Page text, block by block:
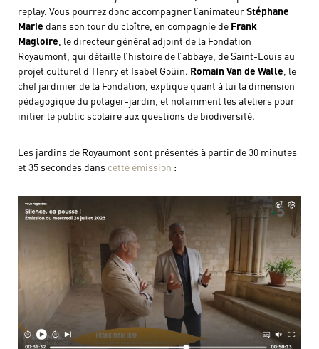
replay. Vous pourrez donc accompagner l’animateurStéphane
Marie dans son tour du cloître, en compagnie de Frank
Magloire , le directeur général adjoint de la Fondation
Royaumont, qui détaille l’histoire de l’abbaye, de Saint-Louis au
projet culturel d’Henry et Isabel Goüin. Romain Van de Walle , le
chef jardinier de la Fondation, explique quant à lui la dimension
pédagogique du potager-jardin, et notamment les ateliers pour
initier le public scolaire aux questions de biodiversité.
Les jardins de Royaumont sont présentés à partir de 30 minutes
et 35 secondes dans cette émission :